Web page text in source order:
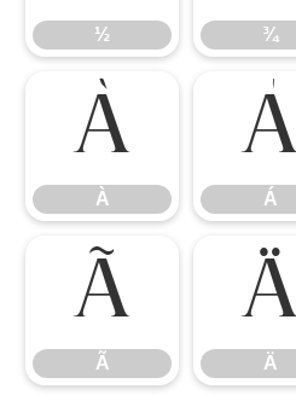
½ ¾
À
À Á
Ã
Ã Ä